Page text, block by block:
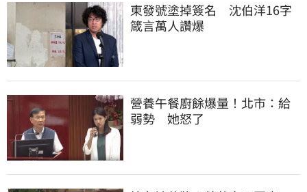
東發號塗掉簽名　沈伯洋16字
箴言萬人讚爆
營養午餐廚餘爆量！北市：給
弱勢　她怒了